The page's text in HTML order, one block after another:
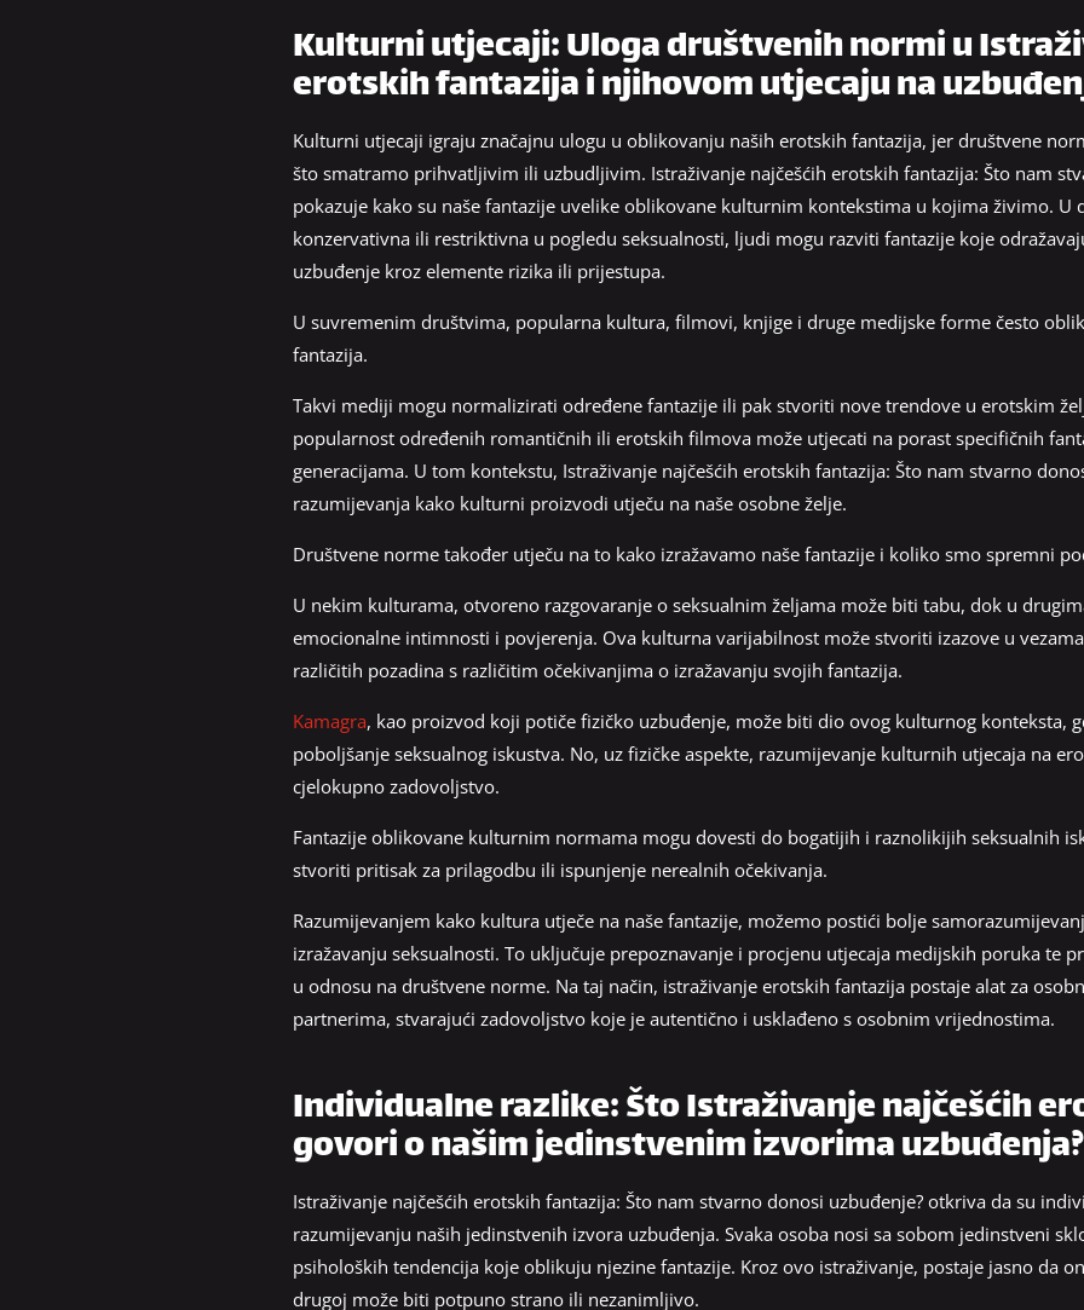
Kulturni utjecaji: Uloga društvenih normi u
erotskih fantazija i njihovom utjecaju na
Kulturni utjecaji igraju značajnu ulogu u oblikovanju naših erotskih fantazija, jer društvene
što smatramo prihvatljivim ili uzbudljivim. Istraživanje najčešćih erotskih fantazija: Što nam
pokazuje kako su naše fantazije uvelike oblikovane kulturnim kontekstima u kojima živimo. U
konzervativna ili restriktivna u pogledu seksualnosti, ljudi mogu razviti fantazije koje
uzbuđenje kroz elemente rizika ili prijestupa.
U suvremenim društvima, popularna kultura, filmovi, knjige i druge medijske forme često
fantazija.
Takvi mediji mogu normalizirati određene fantazije ili pak stvoriti nove trendove u erotskim
popularnost određenih romantičnih ili erotskih filmova može utjecati na porast specifičnih
generacijama. U tom kontekstu, Istraživanje najčešćih erotskih fantazija: Što nam stvarno
razumijevanja kako kulturni proizvodi utječu na naše osobne želje.
Društvene norme također utječu na to kako izražavamo naše fantazije i koliko smo spremni
U nekim kulturama, otvoreno razgovaranje o seksualnim željama može biti tabu, dok u
emocionalne intimnosti i povjerenja. Ova kulturna varijabilnost može stvoriti izazove u
različitih pozadina s različitim očekivanjima o izražavanju svojih fantazija.
Kamagra, kao proizvod koji potiče fizičko uzbuđenje, može biti dio ovog kulturnog konteksta,
poboljšanje seksualnog iskustva. No, uz fizičke aspekte, razumijevanje kulturnih utjecaja na
cjelokupno zadovoljstvo.
Fantazije oblikovane kulturnim normama mogu dovesti do bogatijih i raznolikijih seksualnih
stvoriti pritisak za prilagodbu ili ispunjenje nerealnih očekivanja.
Razumijevanjem kako kultura utječe na naše fantazije, možemo postići bolje
izražavanju seksualnosti. To uključuje prepoznavanje i procjenu utjecaja medijskih poruka te
u odnosu na društvene norme. Na taj način, istraživanje erotskih fantazija postaje alat za
partnerima, stvarajući zadovoljstvo koje je autentično i usklađeno s osobnim vrijednostima.
Individualne razlike: Što Istraživanje najčešćih
govori o našim jedinstvenim izvorima uzbuđenja?
Istraživanje najčešćih erotskih fantazija: Što nam stvarno donosi uzbuđenje? otkriva da su
razumijevanju naših jedinstvenih izvora uzbuđenja. Svaka osoba nosi sa sobom jedinstveni
psiholoških tendencija koje oblikuju njezine fantazije. Kroz ovo istraživanje, postaje jasno da
drugoj može biti potpuno strano ili nezanimljivo.